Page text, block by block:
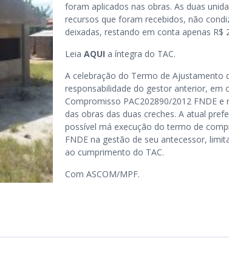
foram aplicados nas obras. As duas
recursos que foram recebidos, não
deixadas, restando em conta apenas R$
Leia AQUI a íntegra do TAC.
A celebração do Termo de Ajustamento
responsabilidade do gestor anterior,
Compromisso PAC202890/2012 FNDE
das obras das duas creches. A atual
possível má execução do termo de
FNDE na gestão de seu antecessor,
ao cumprimento do TAC.
Com ASCOM/MPF.